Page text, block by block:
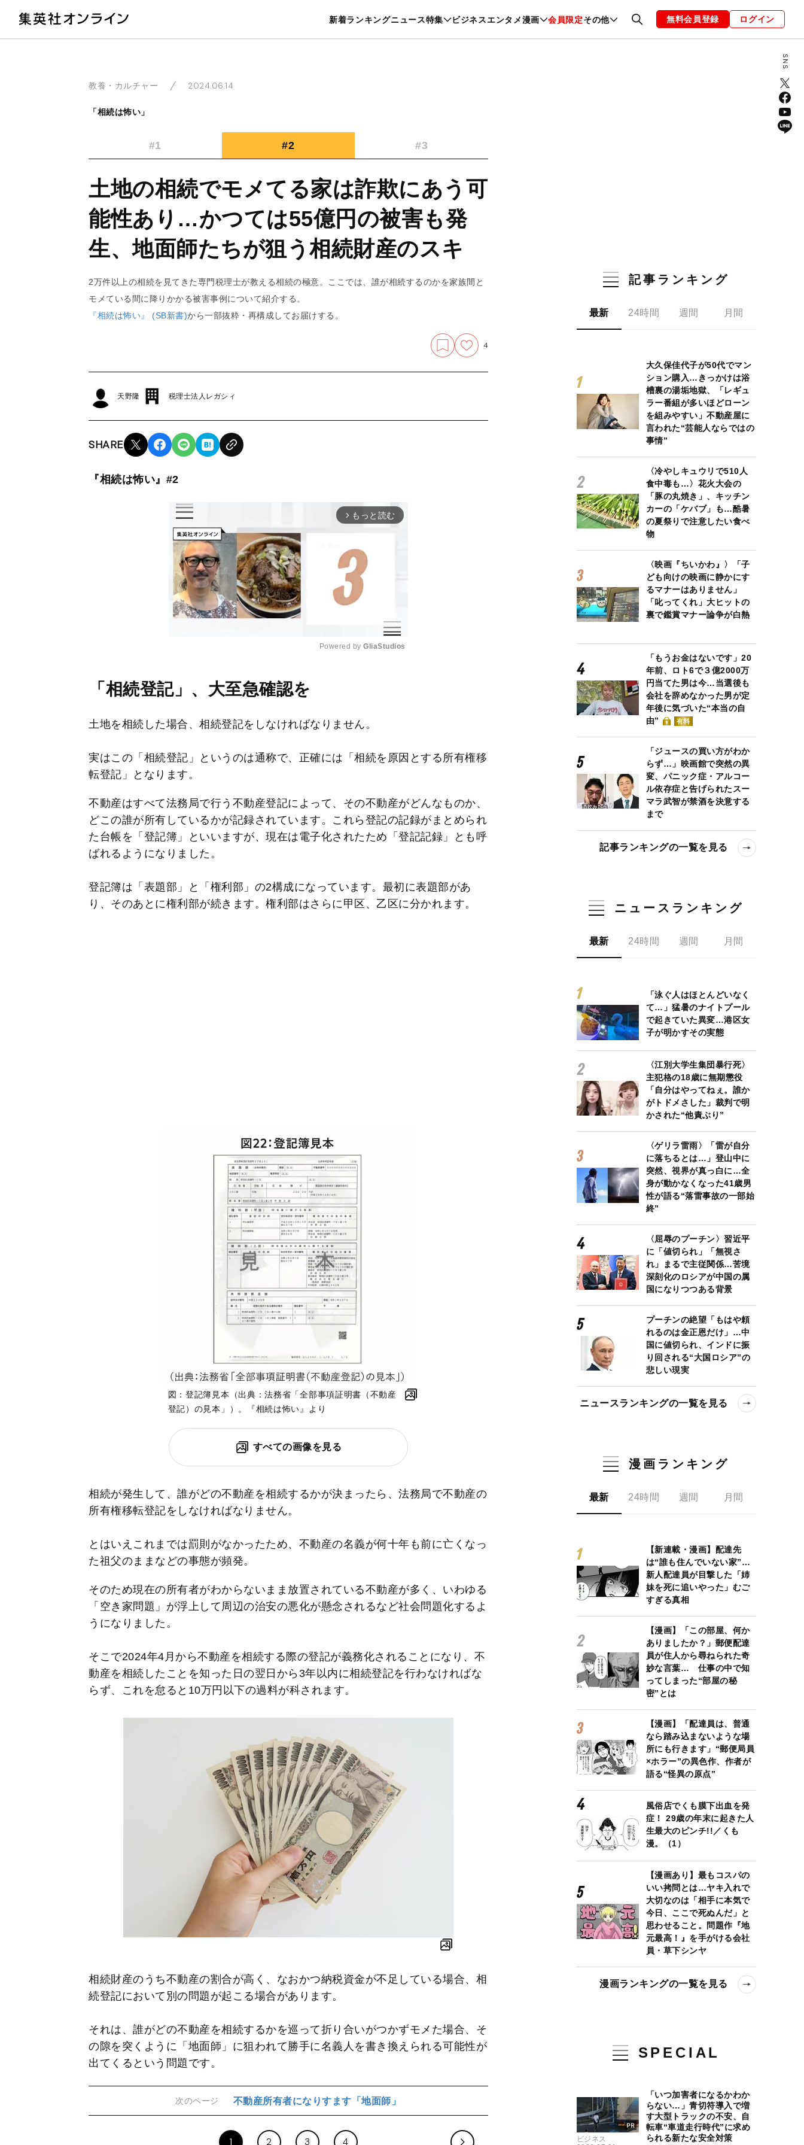
新着ランキングニュース特集 ビジネスエンタメ漫画 会員限定その他
暮らし スポーツ ヘルスケア 美容 グルメ ファッション 恋愛・結婚 編集部 お知らせ
無料会員登録 ログイン
教養・カルチャー 2024.06.14
「相続は怖い」
#1 #2 #3
土地の相続でモメてる家は詐欺にあう可
能性あり…かつては55億円の被害も発
生、地面師たちが狙う相続財産のスキ
2万件以上の相続を見てきた専門税理士が教える相続の極意。ここでは、誰が相続するのかを家族間と
モメている間に降りかかる被害事例について紹介する。
『相続は怖い』 (SB新書)から一部抜粋・再構成してお届けする。
4
天野隆 税理士法人レガシィ
SHARE
『相続は怖い』#2
arrow_forward_ios もっと読む
e
Powered by GliaStudios
「相続登記」、大至急確認を
土地を相続した場合、相続登記をしなければなりません。
実はこの「相続登記」というのは通称で、正確には「相続を原因とする所有権移
転登記」となります。
不動産はすべて法務局で行う不動産登記によって、その不動産がどんなものか、
どこの誰が所有しているかが記録されています。これら登記の記録がまとめられ
た台帳を「登記簿」といいますが、現在は電子化されたため「登記記録」とも呼
ばれるようになりました。
登記簿は「表題部」と「権利部」の2構成になっています。最初に表題部があ
り、そのあとに権利部が続きます。権利部はさらに甲区、乙区に分かれます。
図：登記簿見本（出典：法務省「全部事項証明書（不動産
登記）の見本」）。『相続は怖い』より
すべての画像を見る
相続が発生して、誰がどの不動産を相続するかが決まったら、法務局で不動産の
所有権移転登記をしなければなりません。
とはいえこれまでは罰則がなかったため、不動産の名義が何十年も前に亡くなっ
た祖父のままなどの事態が頻発。
そのため現在の所有者がわからないまま放置されている不動産が多く、いわゆる
「空き家問題」が浮上して周辺の治安の悪化が懸念されるなど社会問題化するよ
うになりました。
そこで2024年4月から不動産を相続する際の登記が義務化されることになり、不
動産を相続したことを知った日の翌日から3年以内に相続登記を行わなければな
らず、これを怠ると10万円以下の過料が科されます。
相続財産のうち不動産の割合が高く、なおかつ納税資金が不足している場合、相
続登記において別の問題が起こる場合があります。
それは、誰がどの不動産を相続するかを巡って折り合いがつかずモメた場合、そ
の隙を突くように「地面師」に狙われて勝手に名義人を書き換えられる可能性が
出てくるという問題です。
次のページ 不動産所有者になりすます「地面師」
1 2 3 4
記事ランキング
最新 24時間 週間 月間
大久保佳代子が50代でマン
ション購入…きっかけは浴
槽裏の湯垢地獄、「レギュ
ラー番組が多いほどローン
を組みやすい」不動産屋に
言われた“芸能人ならではの
事情”
〈冷やしキュウリで510人
食中毒も…〉花火大会の
「豚の丸焼き」、キッチン
カーの「ケバブ」も…酷暑
の夏祭りで注意したい食べ
物
〈映画『ちいかわ』〉「子
ども向けの映画に静かにす
るマナーはありません」
「叱ってくれ」大ヒットの
裏で鑑賞マナー論争が白熱
「もうお金はないです」20
年前、ロト6で３億2000万
円当てた男は今…当選後も
会社を辞めなかった男が定
年後に気づいた“本当の自
由”
有料
「ジュースの買い方がわか
らず…」映画館で突然の異
変、パニック症・アルコー
ル依存症と告げられたスー
マラ武智が禁酒を決意する
まで
記事ランキングの一覧を見る
ニュースランキング
最新 24時間 週間 月間
「泳ぐ人はほとんどいなく
て…」猛暑のナイトプール
で起きていた異変…港区女
子が明かすその実態
〈江別大学生集団暴行死〉
主犯格の18歳に無期懲役
「自分はやってねぇ。誰か
がトドメさした」裁判で明
かされた“他責ぶり”
〈ゲリラ雷雨〉「雷が自分
に落ちるとは…」登山中に
突然、視界が真っ白に…全
身が動かなくなった41歳男
性が語る“落雷事故の一部始
終”
〈屈辱のプーチン〉習近平
に「値切られ」「無視さ
れ」まるで主従関係…苦境
深刻化のロシアが中国の属
国になりつつある背景
プーチンの絶望「もはや頼
れるのは金正恩だけ」…中
国に値切られ、インドに振
り回される“大国ロシア”の
悲しい現実
ニュースランキングの一覧を見る
漫画ランキング
最新 24時間 週間 月間
【新連載・漫画】配達先
は“誰も住んでいない家”…
新人配達員が目撃した「姉
妹を死に追いやった」むご
すぎる真相
【漫画】「この部屋、何か
ありましたか？」郵便配達
員が住人から尋ねられた奇
妙な言葉… 仕事の中で知
ってしまった“部屋の秘
密”とは
【漫画】「配達員は、普通
なら踏み込まないような場
所にも行きます」“郵便局員
×ホラー”の異色作、作者が
語る“怪異の原点”
風俗店でくも膜下出血を発
症！ 29歳の年末に起きた人
生最大のピンチ!!／くも
漫。（1）
【漫画あり】最もコスパの
いい拷問とは…ヤキ入れで
大切なのは「相手に本気で
今日、ここで死ぬんだ」と
思わせること。問題作『地
元最高！』を手がける会社
員・草下シンヤ
漫画ランキングの一覧を見る
SPECIAL
ビジネス
「いつ加害者になるかわか
らない…」青切符導入で増
す大型トラックの不安、自
転車“車道走行時代”に求め
られる新たな安全対策